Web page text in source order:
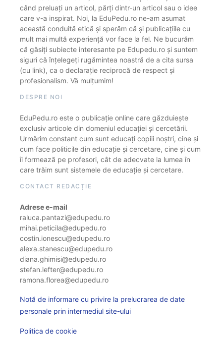
când preluați un articol, părți dintr-un articol sau o idee
care v-a inspirat. Noi, la EduPedu.ro ne-am asumat
această conduită etică și sperăm că și publicațiile cu
mult mai multă experiență vor face la fel. Ne bucurăm
că găsiți subiecte interesante pe Edupedu.ro și suntem
siguri că înțelegeți rugămintea noastră de a cita sursa
(cu link), ca o declarație reciprocă de respect și
profesionalism. Vă mulțumim!
DESPRE NOI
EduPedu.ro este o publicație online care găzduiește
exclusiv articole din domeniul educației și cercetării.
Urmărim constant cum sunt educați copiii noștri, cine și
cum face politicile din educație și cercetare, cine și cum
îi formează pe profesori, cât de adecvate la lumea în
care trăim sunt sistemele de educație și cercetare.
CONTACT REDACȚIE
Adrese e-mail
raluca.pantazi@edupedu.ro
mihai.peticila@edupedu.ro
costin.ionescu@edupedu.ro
alexa.stanescu@edupedu.ro
diana.ghimisi@edupedu.ro
stefan.lefter@edupedu.ro
ramona.florea@edupedu.ro
Notă de informare cu privire la prelucrarea de date
personale prin intermediul site-ului
Politica de cookie